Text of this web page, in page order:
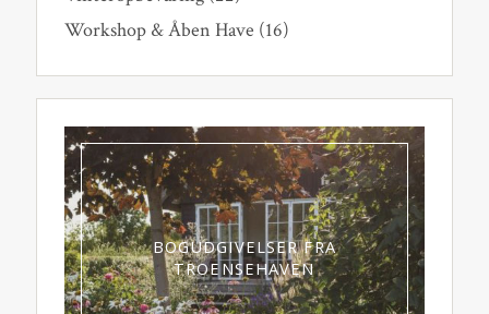
Workshop & Åben Have (16)
BOGUDGIVELSER FRA
TROENSEHAVEN